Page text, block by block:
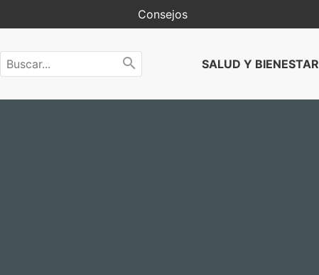
Consejos
SALUD Y BIENESTAR